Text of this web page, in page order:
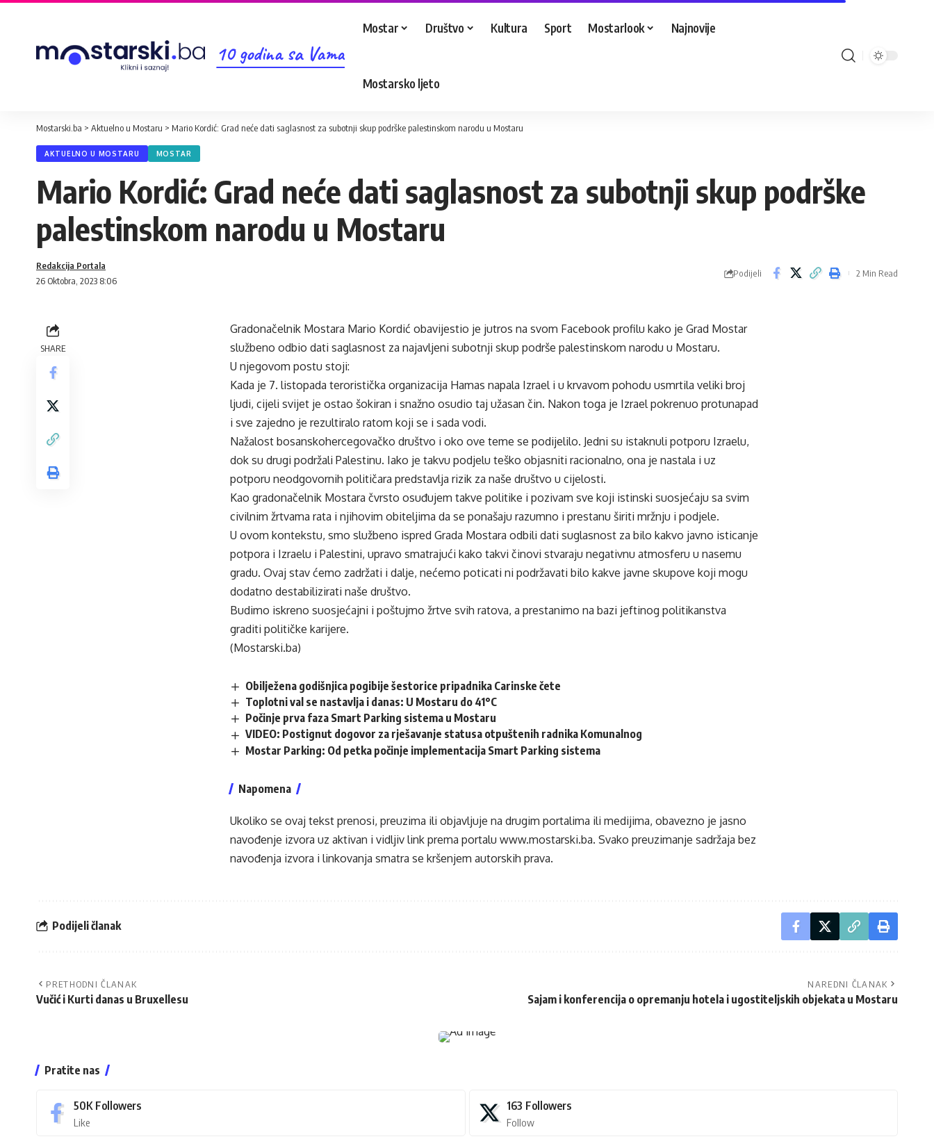
10 godina sa Vama
Mostar Društvo Kultura Sport Mostarlook Najnovije
Mostarsko ljeto
Mostarski.ba > Aktuelno u Mostaru > Mario Kordić: Grad neće dati saglasnost za subotnji skup podrške palestinskom narodu u Mostaru
AKTUELNO U MOSTARU MOSTAR
Mario Kordić: Grad neće dati saglasnost za subotnji skup podrške
palestinskom narodu u Mostaru
26 Oktobra, 2023 8:06
Redakcija Portala
Podijeli 2 Min Read
SHARE
Gradonačelnik Mostara Mario Kordić obavijestio je jutros na svom Facebook profilu kako je Grad Mostar
službeno odbio dati saglasnost za najavljeni subotnji skup podrše palestinskom narodu u Mostaru.
U njegovom postu stoji:
Kada je 7. listopada teroristička organizacija Hamas napala Izrael i u krvavom pohodu usmrtila veliki broj
ljudi, cijeli svijet je ostao šokiran i snažno osudio taj užasan čin. Nakon toga je Izrael pokrenuo protunapad
i sve zajedno je rezultiralo ratom koji se i sada vodi.
Nažalost bosanskohercegovačko društvo i oko ove teme se podijelilo. Jedni su istaknuli potporu Izraelu,
dok su drugi podržali Palestinu. Iako je takvu podjelu teško objasniti racionalno, ona je nastala i uz
potporu neodgovornih političara predstavlja rizik za naše društvo u cijelosti.
Kao gradonačelnik Mostara čvrsto osuđujem takve politike i pozivam sve koji istinski suosjećaju sa svim
civilnim žrtvama rata i njihovim obiteljima da se ponašaju razumno i prestanu širiti mržnju i podjele.
U ovom kontekstu, smo službeno ispred Grada Mostara odbili dati suglasnost za bilo kakvo javno isticanje
potpora i Izraelu i Palestini, upravo smatrajući kako takvi činovi stvaraju negativnu atmosferu u nasemu
gradu. Ovaj stav ćemo zadržati i dalje, nećemo poticati ni podržavati bilo kakve javne skupove koji mogu
dodatno destabilizirati naše društvo.
Budimo iskreno suosjećajni i poštujmo žrtve svih ratova, a prestanimo na bazi jeftinog politikanstva
graditi političke karijere.
(Mostarski.ba)
Obilježena godišnjica pogibije šestorice pripadnika Carinske čete
Toplotni val se nastavlja i danas: U Mostaru do 41°C
Počinje prva faza Smart Parking sistema u Mostaru
VIDEO: Postignut dogovor za rješavanje statusa otpuštenih radnika Komunalnog
Mostar Parking: Od petka počinje implementacija Smart Parking sistema
Napomena
Ukoliko se ovaj tekst prenosi, preuzima ili objavljuje na drugim portalima ili medijima, obavezno je jasno
navođenje izvora uz aktivan i vidljiv link prema portalu www.mostarski.ba. Svako preuzimanje sadržaja bez
navođenja izvora i linkovanja smatra se kršenjem autorskih prava.
Podijeli članak
PRETHODNI ČLANAK
Vučić i Kurti danas u Bruxellesu
NAREDNI ČLANAK
Sajam i konferencija o opremanju hotela i ugostiteljskih objekata u Mostaru
Pratite nas
50K Followers
Like
163 Followers
Follow